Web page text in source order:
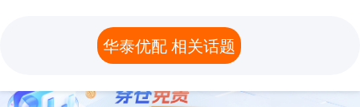
华泰优配 相关话题